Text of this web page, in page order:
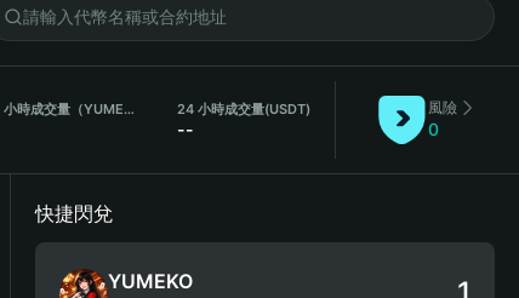
24 小時成交量（YUMEKO） 24 小時成交量(USDT)
--
風險
0
快捷閃兌
YUMEKO